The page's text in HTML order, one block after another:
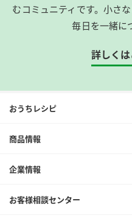
むコミュニティです。​小さ
毎日を一緒に
詳しく
おうちレシピ
商品情報
企業情報
お客様相談センター